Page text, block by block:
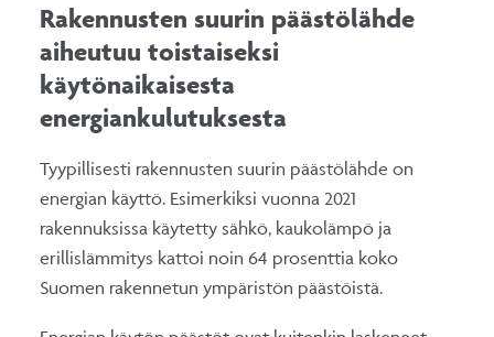
Rakennusten suurin päästölähde
aiheutuu toistaiseksi
käytönaikaisesta
energiankulutuksesta
Tyypillisesti rakennusten suurin päästölähde on
energian käyttö. Esimerkiksi vuonna 2021
rakennuksissa käytetty sähkö, kaukolämpö ja
erillislämmitys kattoi noin 64 prosenttia koko
Suomen rakennetun ympäristön päästöistä.